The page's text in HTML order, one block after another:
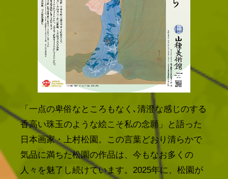
「一点の卑俗なところもなく､清澄な感じのする
香高い珠玉のような絵こそ私の念願」と語った
日本画家・上村松園。この言葉どおり清らかで
気品に満ちた松園の作品は、今もなお多くの
人々を魅了し続けています。2025年に、松園が